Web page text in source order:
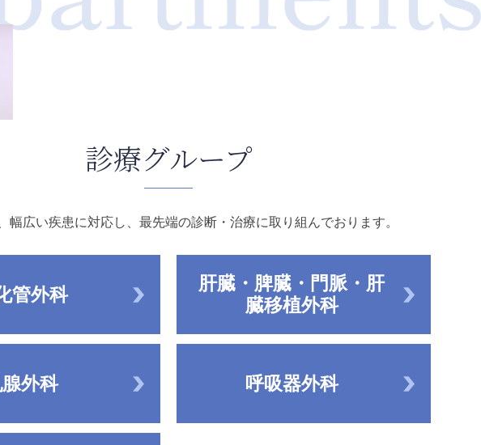
診療グループ
幅広い疾患に対応し、最先端の診断・治療に取り組んでおります。
管外科
肝臓・脾臓・門脈・肝
臓移植外科
外科 呼吸器外科